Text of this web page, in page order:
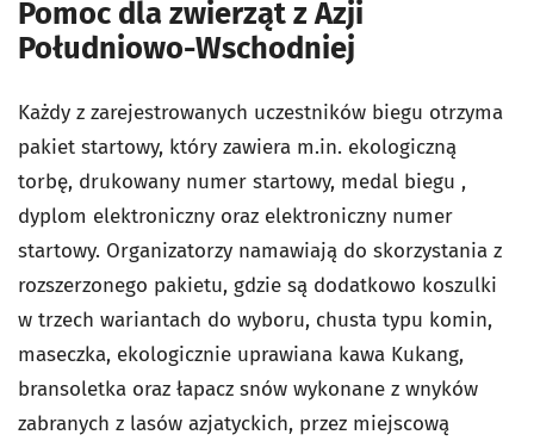
Pomoc dla zwierząt z Azji
Południowo-Wschodniej
Każdy z zarejestrowanych uczestników biegu otrzyma
pakiet startowy, który zawiera m.in. ekologiczną
torbę, drukowany numer startowy, medal biegu ,
dyplom elektroniczny oraz elektroniczny numer
startowy. Organizatorzy namawiają do skorzystania z
rozszerzonego pakietu, gdzie są dodatkowo koszulki
w trzech wariantach do wyboru, chusta typu komin,
maseczka, ekologicznie uprawiana kawa Kukang,
bransoletka oraz łapacz snów wykonane z wnyków
zabranych z lasów azjatyckich, przez miejscową